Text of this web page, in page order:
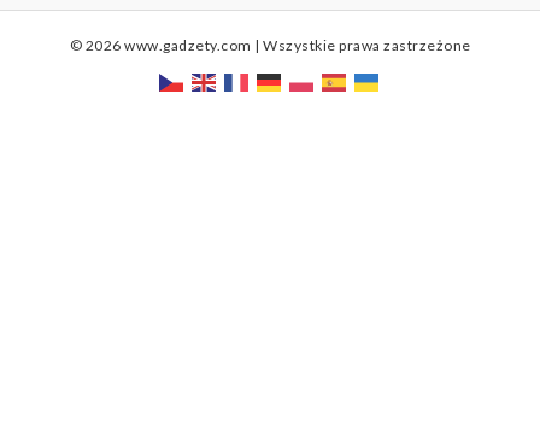
© 2026 www.gadzety.com | Wszystkie prawa zastrzeżone